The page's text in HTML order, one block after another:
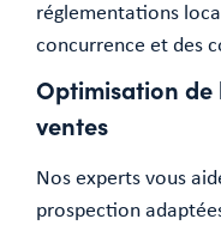
réglementations
concurrence et des
Optimisation de
ventes
Nos experts vous
prospection